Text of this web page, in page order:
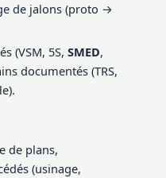
de jalons (proto →
(VSM, 5S,SMED,
documentés (TRS,
de plans,
(usinage,